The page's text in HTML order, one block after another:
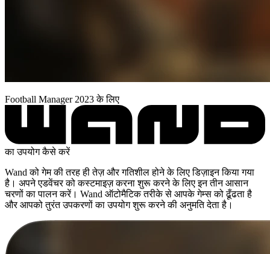
Football Manager 2023 के लिए
का उपयोग कैसे करें
Wand को गेम की तरह ही तेज़ और गतिशील होने के लिए डिज़ाइन किया गया
है। अपने एडवेंचर को कस्टमाइज़ करना शुरू करने के लिए इन तीन आसान
चरणों का पालन करें। Wand ऑटोमैटिक तरीके से आपके गेम्स को ढूँढता है
और आपको तुरंत उपकरणों का उपयोग शुरू करने की अनुमति देता है।